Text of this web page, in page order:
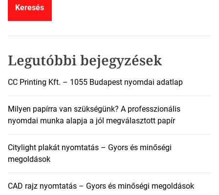
Legutóbbi bejegyzések
CC Printing Kft. – 1055 Budapest nyomdai adatlap
Milyen papírra van szükségünk? A professzionális
nyomdai munka alapja a jól megválasztott papír
Citylight plakát nyomtatás – Gyors és minőségi
megoldások
CAD rajz nyomtatás – Gyors és minőségi megoldások